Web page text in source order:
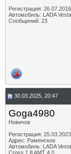
Регистрация: 26.07.2016
Автомобиль: LADA Vesta
Сообщений: 23
30.03.2025, 20:47
Goga4980
Новичок
Регистрация: 25.03.2023
Адрес: Раменское
Автомобиль: LADA
Cross 1.8 AMT 4.0